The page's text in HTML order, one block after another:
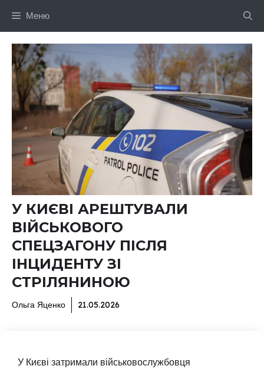
Меню
У КИЄВІ АРЕШТУВАЛИ
ВІЙСЬКОВОГО
СПЕЦЗАГОНУ ПІСЛЯ
ІНЦИДЕНТУ ЗІ
СТРІЛЯНИНОЮ
Ольга Яценко 21.05.2026
У Києві затримали військовослужбовця